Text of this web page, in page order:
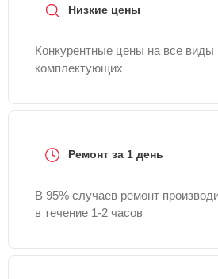
Низкие цены
Конкурентные цены на все виды
комплектующих
Ремонт за 1 день
В 95% случаев ремонт
в течение 1-2 часов